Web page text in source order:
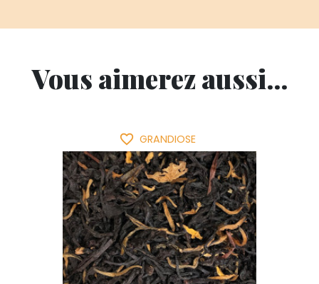
Vous aimerez aussi...
favorite_border GRANDIOSE